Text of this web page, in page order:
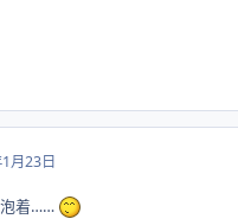
月23日
泡着……